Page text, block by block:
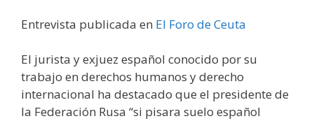
Entrevista publicada en El Foro de Ceuta
El jurista y exjuez español conocido por su
trabajo en derechos humanos y derecho
internacional ha destacado que el presidente de
la Federación Rusa “si pisara suelo español